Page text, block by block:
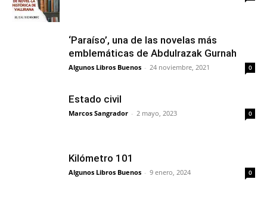
‘Paraíso’, una de las novelas más
emblemáticas de Abdulrazak Gurnah
Algunos Libros Buenos - 24 noviembre, 2021 0
Estado civil
Marcos Sangrador - 2 mayo, 2023 0
Kilómetro 101
Algunos Libros Buenos - 9 enero, 2024 0